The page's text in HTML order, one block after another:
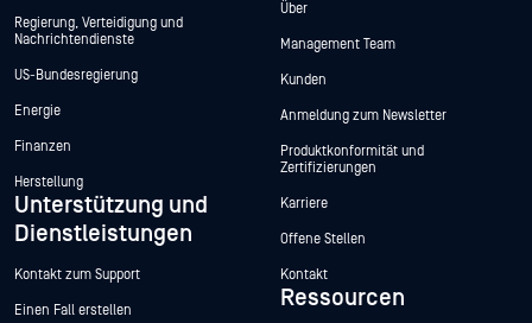
Regierung, Verteidigung und
Nachrichtendienste
US-Bundesregierung
Energie
Finanzen
Herstellung
Unterstützung und
Dienstleistungen
Kontakt zum Support
Einen Fall erstellen
Über
Management Team
Kunden
Anmeldung zum Newsletter
Produktkonformität und
Zertifizierungen
Karriere
Offene Stellen
Kontakt
Ressourcen